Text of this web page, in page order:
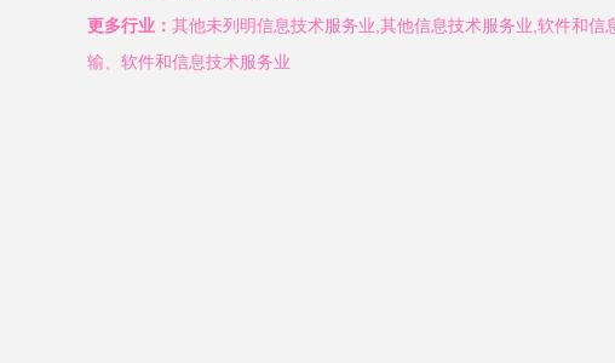
更多行业： 其他未列明信息技术服务业,其他信息技术服务业,软件和信
输、软件和信息技术服务业